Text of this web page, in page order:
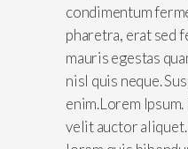
condimentum
pharetra, erat sed
mauris egestas
nisl quis neque.
enim.Lorem
velit auctor